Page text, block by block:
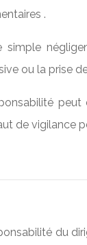
.
ou la prise
peut
de vigilance
du